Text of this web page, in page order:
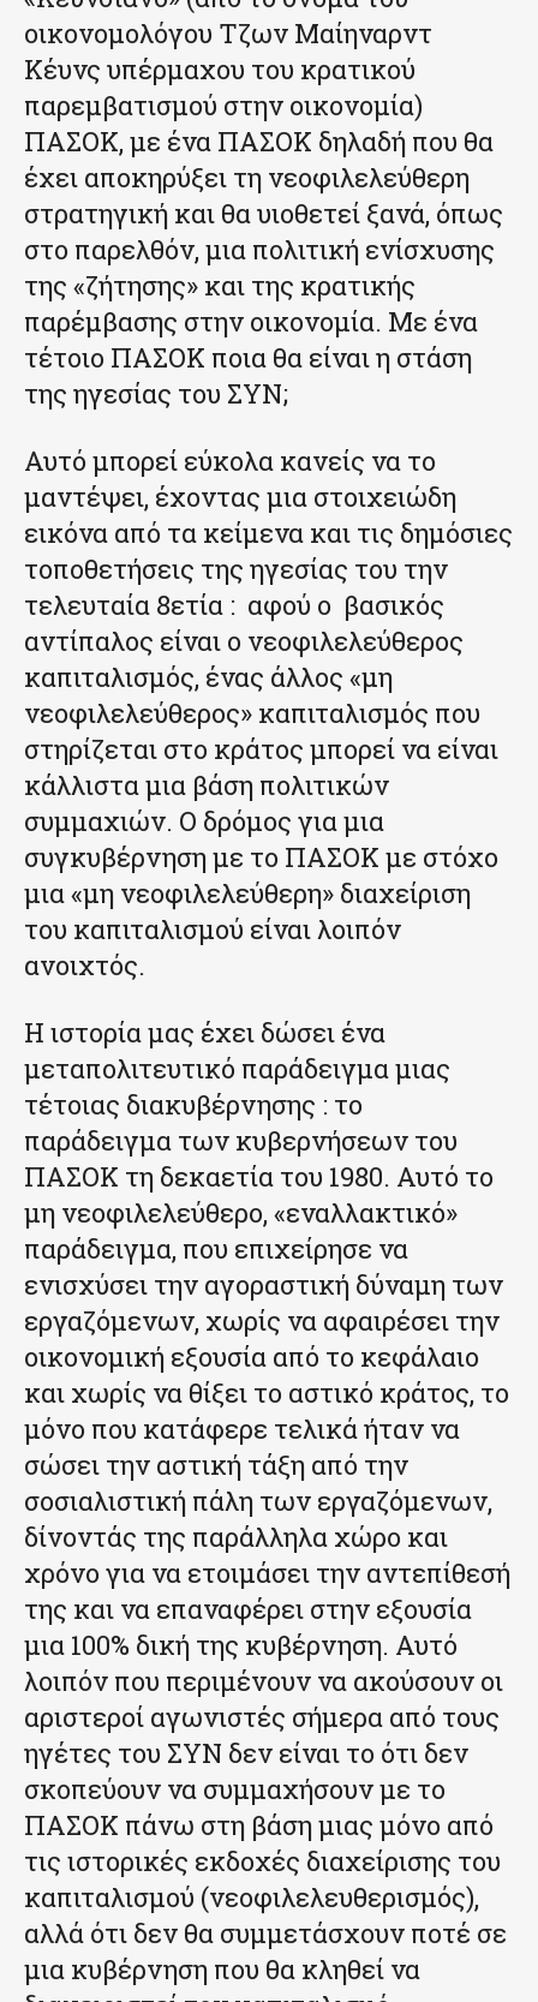
οικονομολόγου Τζων Μαίηναρντ
Κέυνς υπέρμαχου του κρατικού
παρεμβατισμού στην οικονομία)
ΠΑΣΟΚ, με ένα ΠΑΣΟΚ δηλαδή που θα
έχει αποκηρύξει τη νεοφιλελεύθερη
στρατηγική και θα υιοθετεί ξανά, όπως
στο παρελθόν, μια πολιτική ενίσχυσης
της «ζήτησης» και της κρατικής
παρέμβασης στην οικονομία. Με ένα
τέτοιο ΠΑΣΟΚ ποια θα είναι η στάση
της ηγεσίας του ΣΥΝ;
Αυτό μπορεί εύκολα κανείς να το
μαντέψει, έχοντας μια στοιχειώδη
εικόνα από τα κείμενα και τις δημόσιες
τοποθετήσεις της ηγεσίας του την
τελευταία 8ετία : αφού ο βασικός
αντίπαλος είναι ο νεοφιλελεύθερος
καπιταλισμός, ένας άλλος «μη
νεοφιλελεύθερος» καπιταλισμός που
στηρίζεται στο κράτος μπορεί να είναι
κάλλιστα μια βάση πολιτικών
συμμαχιών. Ο δρόμος για μια
συγκυβέρνηση με το ΠΑΣΟΚ με στόχο
μια «μη νεοφιλελεύθερη» διαχείριση
του καπιταλισμού είναι λοιπόν
ανοιχτός.
Η ιστορία μας έχει δώσει ένα
μεταπολιτευτικό παράδειγμα μιας
τέτοιας διακυβέρνησης : το
παράδειγμα των κυβερνήσεων του
ΠΑΣΟΚ τη δεκαετία του 1980. Αυτό το
μη νεοφιλελεύθερο, «εναλλακτικό»
παράδειγμα, που επιχείρησε να
ενισχύσει την αγοραστική δύναμη των
εργαζόμενων, χωρίς να αφαιρέσει την
οικονομική εξουσία από το κεφάλαιο
και χωρίς να θίξει το αστικό κράτος, το
μόνο που κατάφερε τελικά ήταν να
σώσει την αστική τάξη από την
σοσιαλιστική πάλη των εργαζόμενων,
δίνοντάς της παράλληλα χώρο και
χρόνο για να ετοιμάσει την αντεπίθεσή
της και να επαναφέρει στην εξουσία
μια 100% δική της κυβέρνηση. Αυτό
λοιπόν που περιμένουν να ακούσουν οι
αριστεροί αγωνιστές σήμερα από τους
ηγέτες του ΣΥΝ δεν είναι το ότι δεν
σκοπεύουν να συμμαχήσουν με το
ΠΑΣΟΚ πάνω στη βάση μιας μόνο από
τις ιστορικές εκδοχές διαχείρισης του
καπιταλισμού (νεοφιλελευθερισμός),
αλλά ότι δεν θα συμμετάσχουν ποτέ σε
μια κυβέρνηση που θα κληθεί να